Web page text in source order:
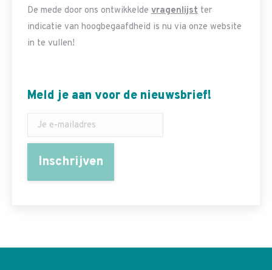
De mede door ons ontwikkelde vragenlijst ter
indicatie van hoogbegaafdheid is nu via onze website
in te vullen!
Meld je aan voor de nieuwsbrief!